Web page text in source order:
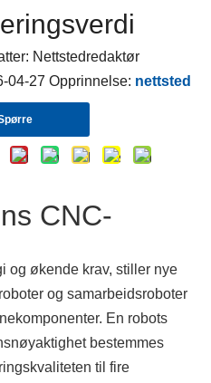
Nettstedredaktør
04-27 Opprinnelse: nettsted
CNC-
og økende krav, stiller nye
og samarbeidsroboter
En robots
bestemmes
til fire